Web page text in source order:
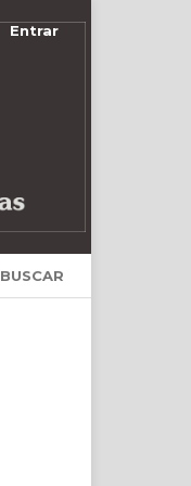
BUSCAR
Entrar